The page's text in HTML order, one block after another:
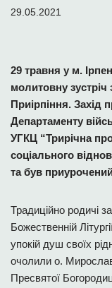
29.05.2021
29 травня у м.
молитовну
Приірпіння. Захід
Департаменту
УГКЦ “Трирічна
соціального
та був
Традиційно родичі
Божественній
упокій душ своїх
очолили о.
Пресвятої